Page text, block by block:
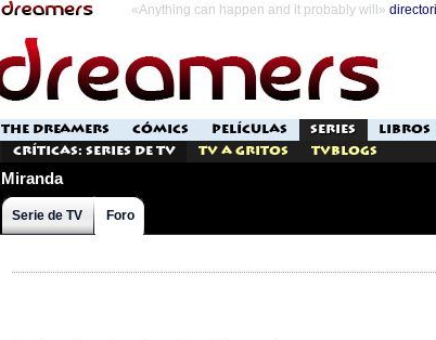
«Anything can happen and it probably will»
THE DREAMERS CÓMICS PELÍCULAS SERIES LIBROS
Críticas: Series de TV
TV a Gritos TVblogs
Miranda
Serie de TV Foro